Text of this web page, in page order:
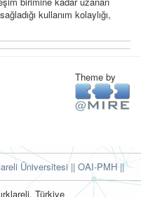
kullanım kolaylığı,
Theme by
Üniversitesi || OAI-PMH ||
Türkiye